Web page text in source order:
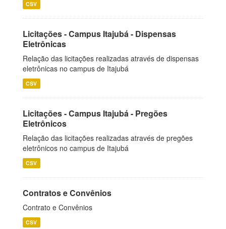
CSV
Licitações - Campus Itajubá - Dispensas
Eletrônicas
Relação das licitações realizadas através de dispensas
eletrônicas no campus de Itajubá
CSV
Licitações - Campus Itajubá - Pregões
Eletrônicos
Relação das licitações realizadas através de pregões
eletrônicos no campus de Itajubá
CSV
Contratos e Convênios
Contrato e Convênios
CSV